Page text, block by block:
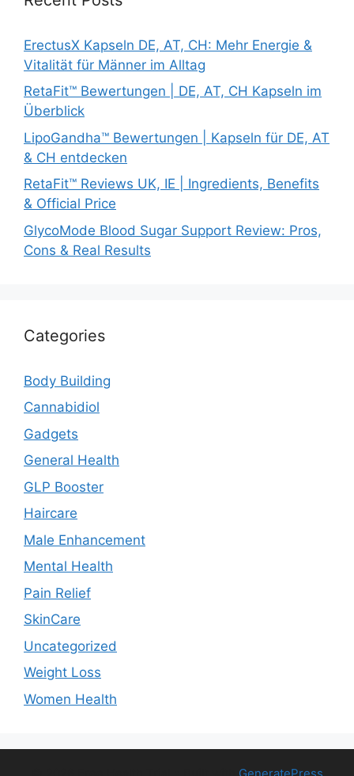
ErectusX Kapseln DE, AT, CH: Mehr Energie &
Vitalität für Männer im Alltag
RetaFit™ Bewertungen | DE, AT, CH Kapseln im
Überblick
LipoGandha™ Bewertungen | Kapseln für DE, AT
& CH entdecken
RetaFit™ Reviews UK, IE | Ingredients, Benefits
& Official Price
GlycoMode Blood Sugar Support Review: Pros,
Cons & Real Results
Categories
Body Building
Cannabidiol
Gadgets
General Health
GLP Booster
Haircare
Male Enhancement
Mental Health
Pain Relief
SkinCare
Uncategorized
Weight Loss
Women Health